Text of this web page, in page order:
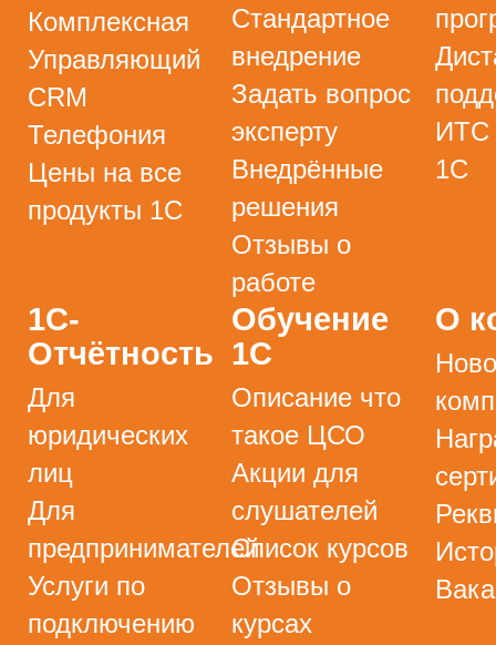
Комплексная
Управляющий
CRM
Телефония
Цены на все
продукты 1С
Стандартное
внедрение
Задать вопрос
эксперту
Внедрённые
решения
Отзывы о
работе
ИТС
1С
1С-
Отчётность
Для
юридических
лиц
Для
предпринимателей
Услуги по
подключению
Обучение
1С
Описание что
такое ЦСО
Акции для
слушателей
Список курсов
Отзывы о
курсах
О